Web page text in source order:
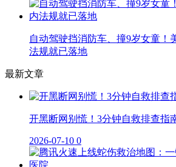
自动驾驶挡消防车、撞9岁女童！
法规就已落地
最新文章
开黑断网别慌！3分钟自救排查指
2026-07-10 0